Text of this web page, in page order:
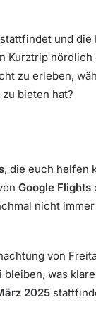
stattfindet und die
zu erleben,
bieten hat?
, die euch helfen
Google Flights
nicht
von
bleiben, was
2025